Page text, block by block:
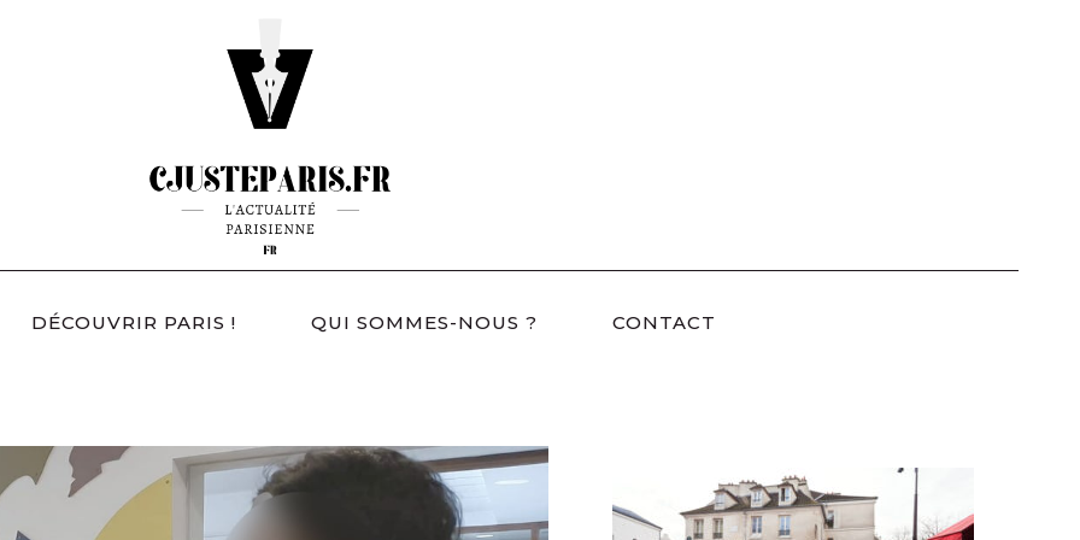
DÉCOUVRIR PARIS ! QUI SOMMES-NOUS ? CONTACT